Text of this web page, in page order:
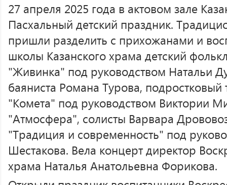
27 апреля 2025 года в актовом зале
Пасхальный детский праздник.
пришли разделить с прихожанами и
школы Казанского храма детский
"Живинка" под руководством Натальи
баяниста Романа Турова, подростковый
"Комета" под руководством Виктории
"Атмосфера", солисты Варвара
"Традиция и современность" под
Шестакова. Вела концерт директор
храма Наталья Анатольевна Форикова.